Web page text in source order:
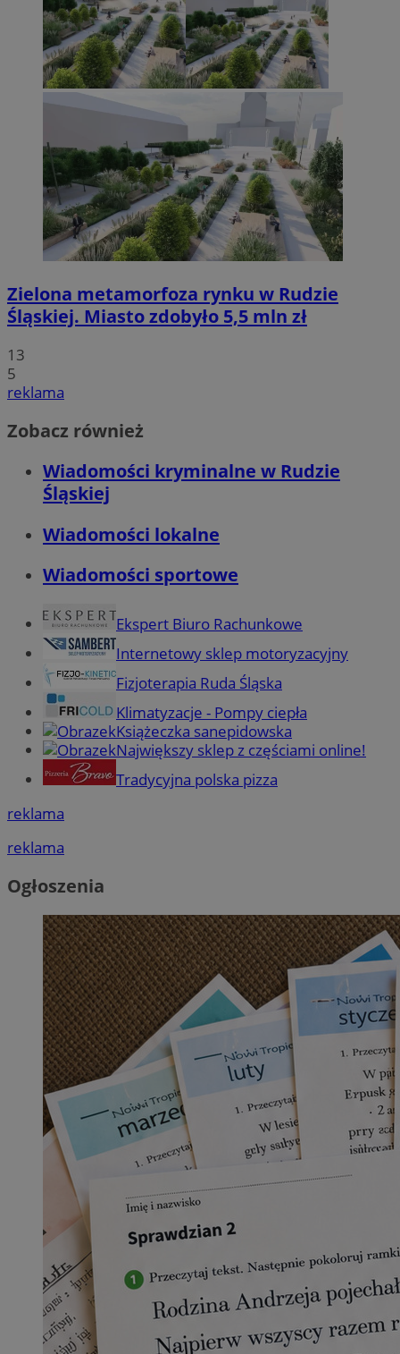
Zielona metamorfoza rynku w Rudzie
Śląskiej. Miasto zdobyło 5,5 mln zł
13
5
reklama
Zobacz również
Wiadomości kryminalne w Rudzie
Śląskiej
Wiadomości lokalne
Wiadomości sportowe
Ekspert Biuro Rachunkowe
Internetowy sklep motoryzacyjny
Fizjoterapia Ruda Śląska
Klimatyzacje - Pompy ciepła
Książeczka sanepidowska
Największy sklep z częściami online!
Tradycyjna polska pizza
reklama
reklama
Ogłoszenia